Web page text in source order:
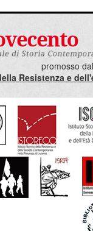
promosso
Resistenza e